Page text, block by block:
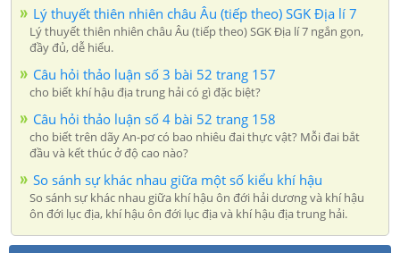
Lý thuyết thiên nhiên châu Âu (tiếp theo) SGK Địa lí 7
Lý thuyết thiên nhiên châu Âu (tiếp theo) SGK Địa lí 7 ngắn gọn,
đầy đủ, dễ hiểu.
Câu hỏi thảo luận số 3 bài 52 trang 157
cho biết khí hậu địa trung hải có gì đặc biệt?
Câu hỏi thảo luận số 4 bài 52 trang 158
cho biết trên dãy An-pơ có bao nhiêu đai thực vật? Mỗi đai bắt
đầu và kết thúc ở độ cao nào?
So sánh sự khác nhau giữa một số kiểu khí hậu
So sánh sự khác nhau giữa khí hậu ôn đới hải dương và khí hậu
ôn đới lục địa, khí hậu ôn đới lục địa và khí hậu địa trung hải.